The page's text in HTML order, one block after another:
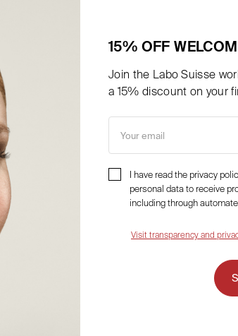
15% OFF
Join the Labo Suisse
a 15% discount on your
Your email
I have read the privacy
personal data to receive
including through
Visit transparency and